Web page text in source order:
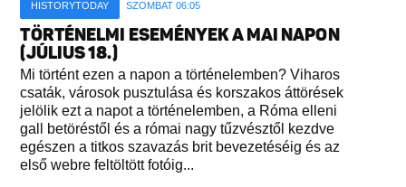
HISTORYTODAY SZOMBAT 06:05
TÖRTÉNELMI ESEMÉNYEK A MAI NAPON
(JÚLIUS 18.)
Mi történt ezen a napon a történelemben? Viharos
csaták, városok pusztulása és korszakos áttörések
jelölik ezt a napot a történelemben, a Róma elleni
gall betöréstől és a római nagy tűzvésztől kezdve
egészen a titkos szavazás brit bevezetéséig és az
első webre feltöltött fotóig...